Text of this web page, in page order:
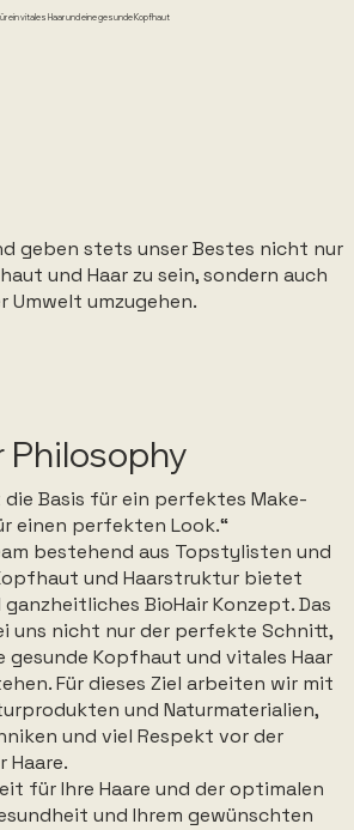
ein vitales Haar und eine gesunde Kopfhaut
geben stets unser Bestes nicht nur
und Haar zu sein, sondern auch
umzugehen.
Philosophy
die Basis für ein perfektes Make-
einen perfekten Look.“
bestehend aus Topstylisten und
und Haarstruktur bietet
BioHair Konzept. Das
uns nicht nur der perfekte Schnitt,
gesunde Kopfhaut und vitales Haar
Für dieses Ziel arbeiten wir mit
und Naturmaterialien,
und viel Respekt vor der
Haare.
für Ihre Haare und der optimalen
und Ihrem gewünschten